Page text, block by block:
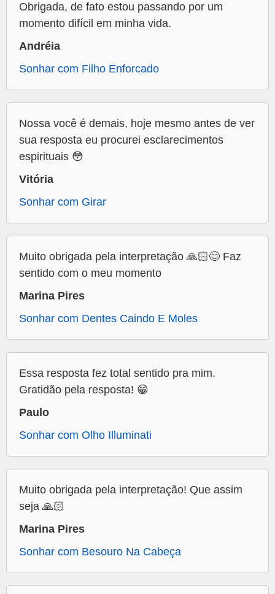
Obrigada, de fato estou passando por um
momento difícil em minha vida.
Andréia
Sonhar com Filho Enforcado
Nossa você é demais, hoje mesmo antes de ver
sua resposta eu procurei esclarecimentos
espirituais 😳
Vitória
Sonhar com Girar
Muito obrigada pela interpretação 🙏🏻😊 Faz
sentido com o meu momento
Marina Pires
Sonhar com Dentes Caindo E Moles
Essa resposta fez total sentido pra mim.
Gratidão pela resposta! 😁
Paulo
Sonhar com Olho Illuminati
Muito obrigada pela interpretação! Que assim
seja 🙏🏻
Marina Pires
Sonhar com Besouro Na Cabeça